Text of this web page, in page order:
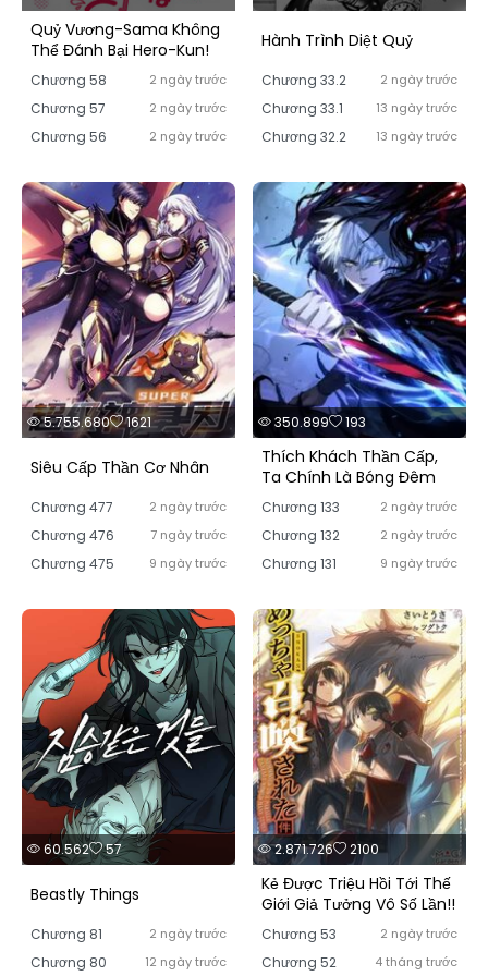
Quỷ Vương-Sama Không
Thể Đánh Bại Hero-Kun!
Chương 58 2 ngày trước
Chương 57 2 ngày trước
Chương 56 2 ngày trước
Hành Trình Diệt Quỷ
Chương 33.2 2 ngày trước
Chương 33.1 13 ngày trước
Chương 32.2 13 ngày trước
5.755.680 1621
Siêu Cấp Thần Cơ Nhân
Chương 477 2 ngày trước
Chương 476 7 ngày trước
Chương 475 9 ngày trước
350.899 193
Thích Khách Thần Cấp,
Ta Chính Là Bóng Đêm
Chương 133 2 ngày trước
Chương 132 2 ngày trước
Chương 131 9 ngày trước
60.562 57
Beastly Things
Chương 81 2 ngày trước
Chương 80 12 ngày trước
2.871.726 2100
Kẻ Được Triệu Hồi Tới Thế
Giới Giả Tưởng Vô Số Lần!!
Chương 53 2 ngày trước
Chương 52 4 tháng trước